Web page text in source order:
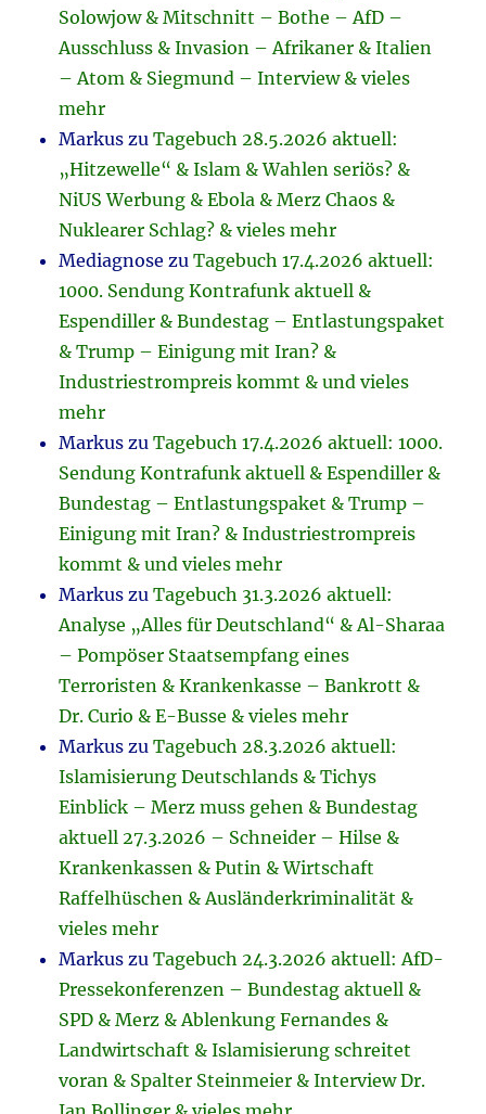
Solowjow & Mitschnitt – Bothe – AfD –
Ausschluss & Invasion – Afrikaner & Italien
– Atom & Siegmund – Interview & vieles
mehr
Markus zuTagebuch 28.5.2026 aktuell:
„Hitzewelle“ & Islam & Wahlen seriös? &
NiUS Werbung & Ebola & Merz Chaos &
Nuklearer Schlag? & vieles mehr
Mediagnose zuTagebuch 17.4.2026 aktuell:
1000. Sendung Kontrafunk aktuell &
Espendiller & Bundestag – Entlastungspaket
& Trump – Einigung mit Iran? &
Industriestrompreis kommt & und vieles
mehr
Markus zuTagebuch 17.4.2026 aktuell: 1000.
Sendung Kontrafunk aktuell & Espendiller &
Bundestag – Entlastungspaket & Trump –
Einigung mit Iran? & Industriestrompreis
kommt & und vieles mehr
Markus zuTagebuch 31.3.2026 aktuell:
Analyse „Alles für Deutschland“ & Al-Sharaa
– Pompöser Staatsempfang eines
Terroristen & Krankenkasse – Bankrott &
Dr. Curio & E-Busse & vieles mehr
Markus zuTagebuch 28.3.2026 aktuell:
Islamisierung Deutschlands & Tichys
Einblick – Merz muss gehen & Bundestag
aktuell 27.3.2026 – Schneider – Hilse &
Krankenkassen & Putin & Wirtschaft
Raffelhüschen & Ausländerkriminalität &
vieles mehr
Markus zuTagebuch 24.3.2026 aktuell: AfD-
Pressekonferenzen – Bundestag aktuell &
SPD & Merz & Ablenkung Fernandes &
Landwirtschaft & Islamisierung schreitet
voran & Spalter Steinmeier & Interview Dr.